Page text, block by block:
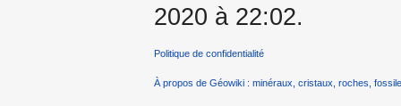
2020 à 22:02.
Politique de confidentialité
À propos de Géowiki : minéraux, cristaux, roches,